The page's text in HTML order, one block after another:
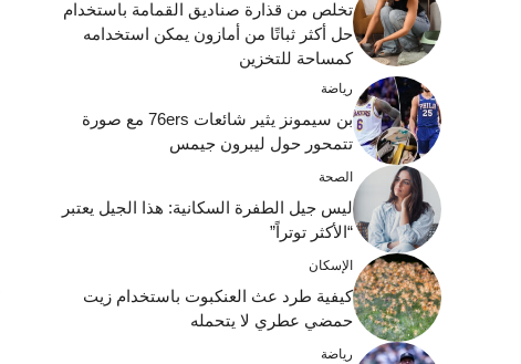
تخلص من قذارة صناديق القمامة باستخدام
حل أكثر ثباتًا من أمازون يمكن استخدامه
كمساحة للتخزين
رياضة
بن سيمونز يثير شائعات 76ers مع صورة
تتمحور حول ليبرون جيمس
الصحة
ليس جيل الطفرة السكانية: هذا الجيل يعتبر
“الأكثر توتراً”
الإسكان
كيفية طرد عث العنكبوت باستخدام زيت
حمضي عطري لا يتحمله
رياضة